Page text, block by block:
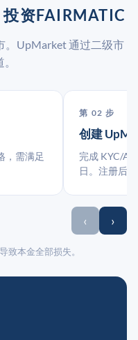
资FAIRMATIC
。UpMarket 通过二级市
，需满足
第 02 步
创建
完成 KYC/
日。注册后
‹ ›
致本金全部损失。